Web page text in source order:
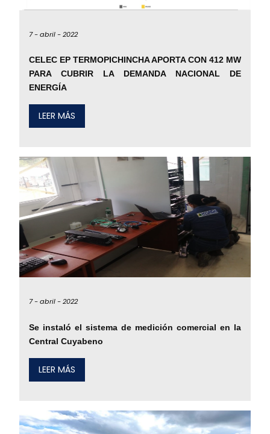
7 -abril -2022
CELEC EP TERMOPICHINCHA APORTA CON 412 MW
PARA CUBRIR LA DEMANDA NACIONAL DE
ENERGÍA
LEER MÁS
7 -abril -2022
Se instaló el sistema de medición comercial en la
Central Cuyabeno
LEER MÁS